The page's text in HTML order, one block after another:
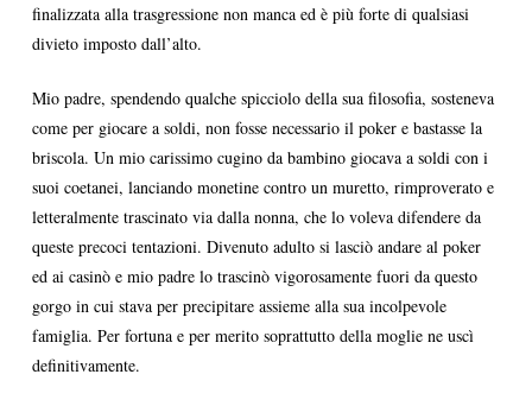
finalizzata alla trasgressione non manca ed è più forte di qualsiasi
divieto imposto dall’alto.
Mio padre, spendendo qualche spicciolo della sua filosofia, sosteneva
come per giocare a soldi, non fosse necessario il poker e bastasse la
briscola. Un mio carissimo cugino da bambino giocava a soldi con i
suoi coetanei, lanciando monetine contro un muretto, rimproverato e
letteralmente trascinato via dalla nonna, che lo voleva difendere da
queste precoci tentazioni. Divenuto adulto si lasciò andare al poker
ed ai casinò e mio padre lo trascinò vigorosamente fuori da questo
gorgo in cui stava per precipitare assieme alla sua incolpevole
famiglia. Per fortuna e per merito soprattutto della moglie ne uscì
definitivamente.